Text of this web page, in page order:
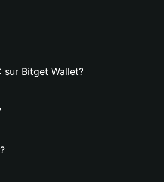
sur Bitget Wallet?